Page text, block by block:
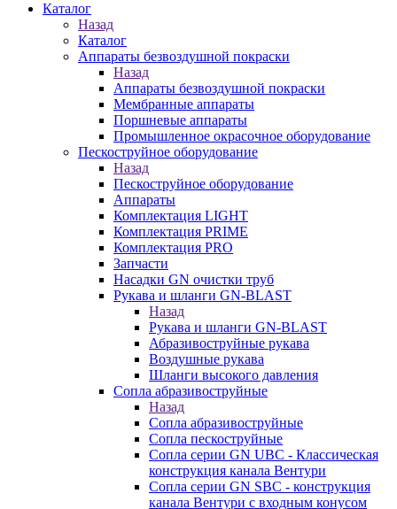
Каталог
Назад
Каталог
Аппараты безвоздушной покраски
Назад
Аппараты безвоздушной покраски
Мембранные аппараты
Поршневые аппараты
Промышленное окрасочное оборудование
Пескоструйное оборудование
Назад
Пескоструйное оборудование
Аппараты
Комплектация LIGHT
Комплектация PRIME
Комплектация PRO
Запчасти
Насадки GN очистки труб
Рукава и шланги GN-BLAST
Назад
Рукава и шланги GN-BLAST
Абразивоструйные рукава
Воздушные рукава
Шланги высокого давления
Сопла абразивоструйные
Назад
Сопла абразивоструйные
Сопла пескоструйные
Сопла серии GN UBC - Классическая
конструкция канала Вентури
Сопла серии GN SBC - конструкция
канала Вентури c входным конусом